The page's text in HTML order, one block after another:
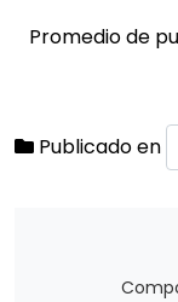
Promedio de
Publicado en